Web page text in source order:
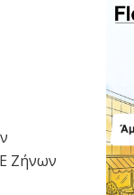
Ζήνων